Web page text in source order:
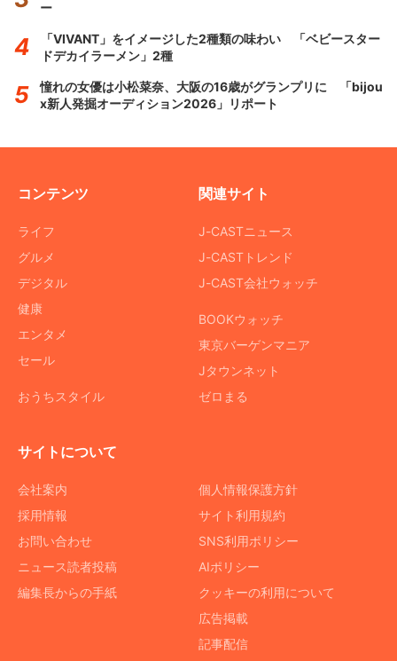
ー
「VIVANT」をイメージした2種類の味わい 「ベビースター
ドデカイラーメン」2種
憧れの女優は小松菜奈、大阪の16歳がグランプリに 「bijou
x新人発掘オーディション2026」リポート
コンテンツ
ライフ
グルメ
デジタル
健康
エンタメ
セール
おうちスタイル
関連サイト
J-CASTニュース
J-CASTトレンド
J-CAST会社ウォッチ
BOOKウォッチ
東京バーゲンマニア
Jタウンネット
ゼロまる
サイトについて
会社案内
採用情報
お問い合わせ
ニュース読者投稿
編集長からの手紙
個人情報保護方針
サイト利用規約
SNS利用ポリシー
AIポリシー
クッキーの利用について
広告掲載
記事配信